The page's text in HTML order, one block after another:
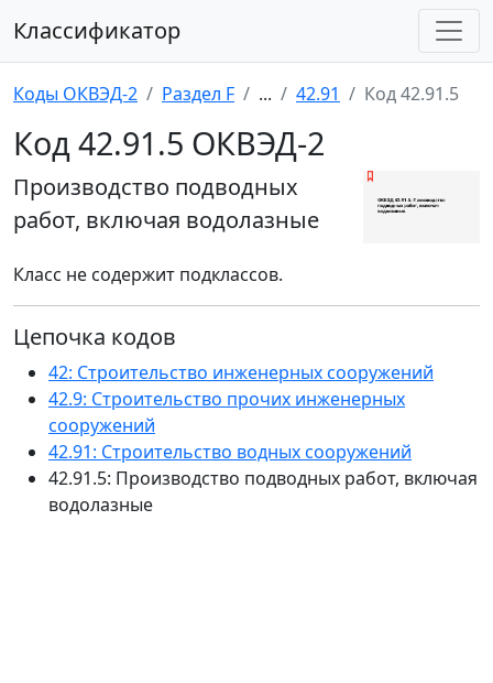
Классификатор
Коды ОКВЭД-2 Раздел F ... 42.91 Код 42.91.5
Код 42.91.5 ОКВЭД-2
Производство подводных
работ, включая водолазные
Класс не содержит подклассов.
Цепочка кодов
42: Строительство инженерных сооружений
42.9: Строительство прочих инженерных
сооружений
42.91: Строительство водных сооружений
42.91.5: Производство подводных работ, включая
водолазные